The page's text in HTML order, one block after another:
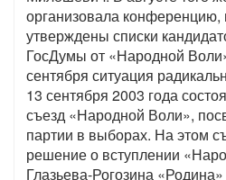
организовала конференцию,
утверждены списки
ГосДумы от «Народной
сентября ситуация
13 сентября 2003 года
съезд «Народной Воли»,
партии в выборах. На этом
решение о вступлении
Глазьева-Рогозина